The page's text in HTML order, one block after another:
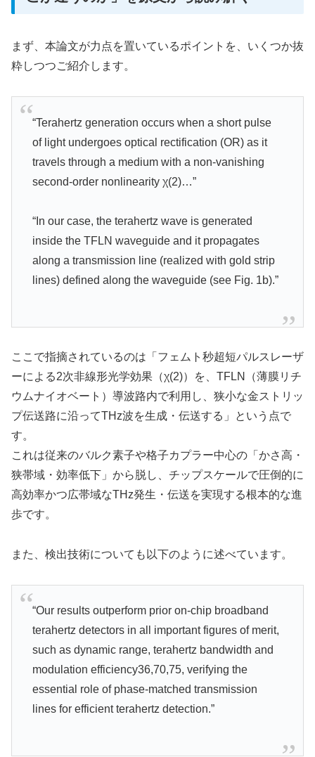
まず、本論文が力点を置いているポイントを、いくつか抜
粋しつつご紹介します。
“Terahertz generation occurs when a short pulse
of light undergoes optical rectification (OR) as it
travels through a medium with a non-vanishing
second-order nonlinearity χ(2)…”
“In our case, the terahertz wave is generated
inside the TFLN waveguide and it propagates
along a transmission line (realized with gold strip
lines) defined along the waveguide (see Fig. 1b).”
ここで指摘されているのは「フェムト秒超短パルスレーザ
ーによる2次非線形光学効果（χ(2)）を、TFLN（薄膜リチ
ウムナイオベート）導波路内で利用し、狭小な金ストリッ
プ伝送路に沿ってTHz波を生成・伝送する」という点で
す。
これは従来のバルク素子や格子カプラー中心の「かさ高・
狭帯域・効率低下」から脱し、チップスケールで圧倒的に
高効率かつ広帯域なTHz発生・伝送を実現する根本的な進
歩です。
また、検出技術についても以下のように述べています。
“Our results outperform prior on-chip broadband
terahertz detectors in all important figures of merit,
such as dynamic range, terahertz bandwidth and
modulation efficiency36,70,75, verifying the
essential role of phase-matched transmission
lines for efficient terahertz detection.”